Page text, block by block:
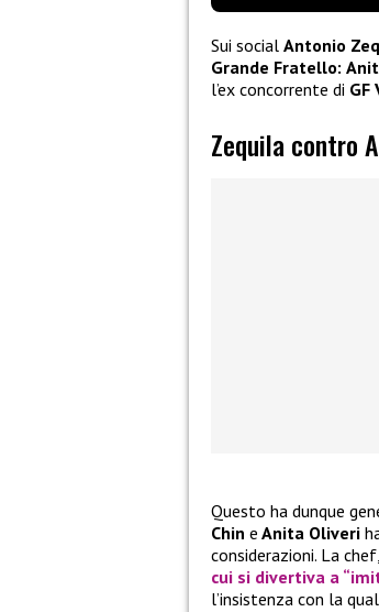
Sui social Antonio
Grande Fratello:
l’ex concorrente di GF
Zequila contro
Questo ha dunque
Chin e Anita Oliveri
considerazioni. La
cui si divertiva a
l’insistenza con la